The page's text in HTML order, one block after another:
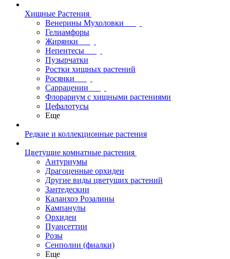
Хищные Растения
Венерины Мухоловки
Гелиамфоры
Жирянки
Непентесы
Пузырчатки
Ростки хищных растений
Росянки
Саррацении
Флорариум с хищными растениями
Цефалотусы
Еще
Редкие и коллекционные растения
Цветущие комнатные растения
Антуриумы
Драгоценные орхидеи
Другие виды цветущих растений
Зантедескии
Каланхоэ Розалины
Кампанулы
Орхидеи
Пуансеттии
Розы
Сенполии (фиалки)
Еще